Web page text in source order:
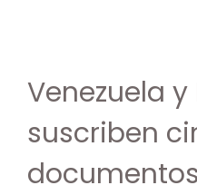
Venezuela y
suscriben